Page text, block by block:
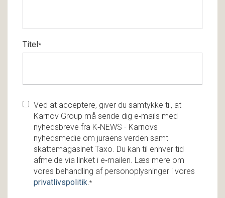
Titel*
Ved at acceptere, giver du samtykke til, at
Karnov Group må sende dig e‑mails med
nyhedsbreve fra K‑NEWS - Karnovs
nyhedsmedie om juraens verden samt
skattemagasinet Taxo. Du kan til enhver tid
afmelde via linket i e‑mailen. Læs mere om
vores behandling af personoplysninger i vores
privatlivspolitik.*